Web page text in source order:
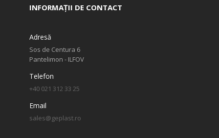
INFORMAȚII DE CONTACT
Adresă
Sos de Centura 6
Pantelimon - ILFOV
Telefon
+40 021 312 33 25
Email
sales@geplast.ro